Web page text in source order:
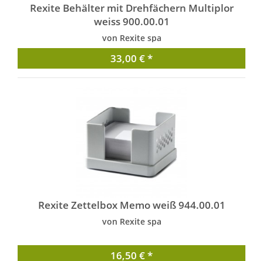
Rexite Behälter mit Drehfächern Multiplor
weiss 900.00.01
von Rexite spa
33,00 € *
Rexite Zettelbox Memo weiß 944.00.01
von Rexite spa
16,50 € *